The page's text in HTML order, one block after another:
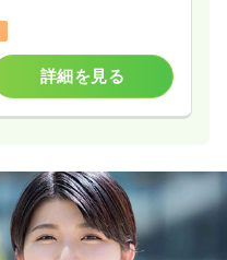
詳細を見る